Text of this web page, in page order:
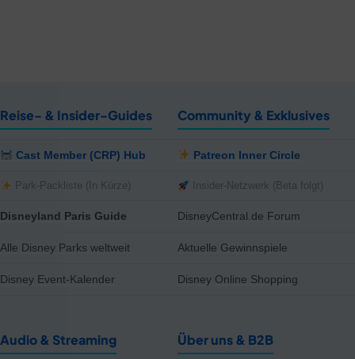
Reise- & Insider-Guides
Cast Member (CRP) Hub
Park-Packliste (In Kürze)
Disneyland Paris Guide
Alle Disney Parks weltweit
Disney Event-Kalender
Community & Exklusives
Patreon Inner Circle
Insider-Netzwerk (Beta folgt)
DisneyCentral.de Forum
Aktuelle Gewinnspiele
Disney Online Shopping
Audio & Streaming Über uns & B2B